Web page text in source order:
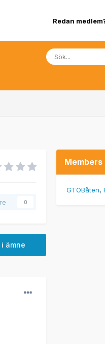
Redan
0
ämne
Members
GTOBåten